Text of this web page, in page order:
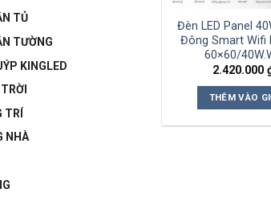
TỦ
TƯỜNG
KINGLED
TRÍ
NHÀ
Đèn LED Panel
Đông Smart Wifi
60×60/
2.420.000
THÊM VÀO